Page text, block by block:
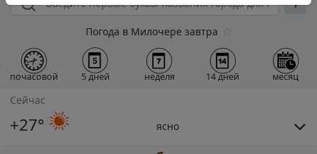
Погода в Милочере завтра
почасовой 5 дней неделя 14 дней месяц
Сейчас
+27° ясно